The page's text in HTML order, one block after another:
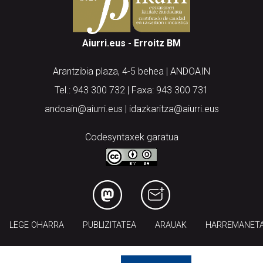
Aiurri.eus - Erroitz BM
Arantzibia plaza, 4-5 behea | ANDOAIN
Tel.: 943 300 732 | Faxa: 943 300 731
andoain@aiurri.eus | idazkaritza@aiurri.eus
Codesyntaxek garatua
LEGE OHARRA PUBLIZITATEA ARAUAK